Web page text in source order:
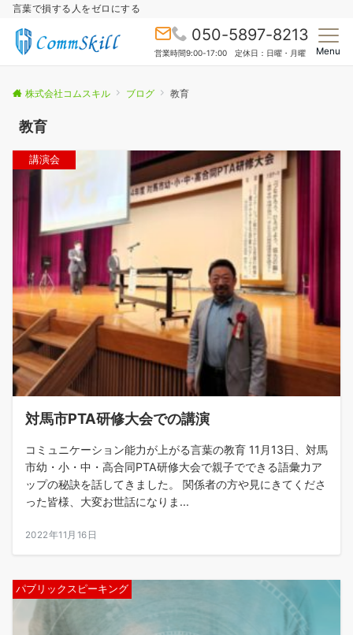
言葉で損する人をゼロにする
050-5897-8213
営業時間9:00-17:00 定休日：日曜・月曜 Menu
株式会社コムスキル ブログ 教育
教育
講演会
対馬市PTA研修大会での講演
コミュニケーション能力が上がる言葉の教育 11月13日、対馬
市幼・小・中・高合同PTA研修大会で親子でできる語彙力ア
ップの秘訣を話してきました。 関係者の方や見にきてくださ
った皆様、大変お世話になりま...
2022年11月16日
パブリックスピーキング